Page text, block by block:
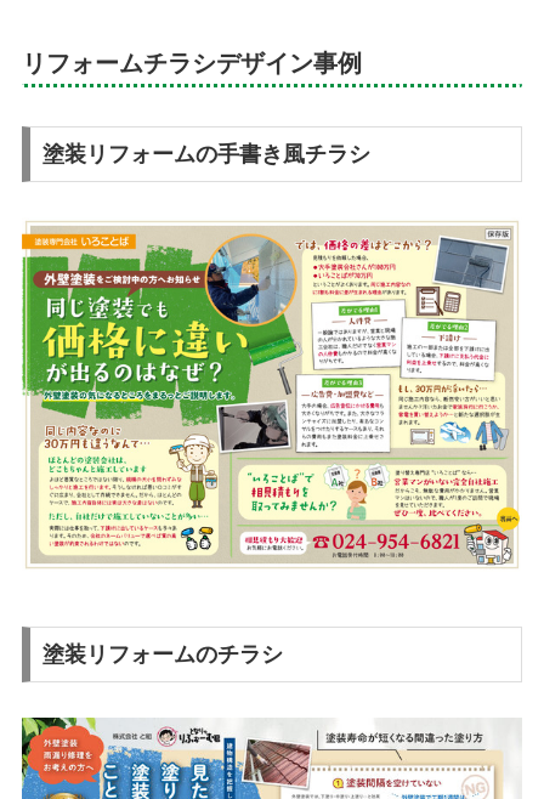
リフォームチラシデザイン事例
塗装リフォームの手書き風チラシ
塗装リフォームのチラシ